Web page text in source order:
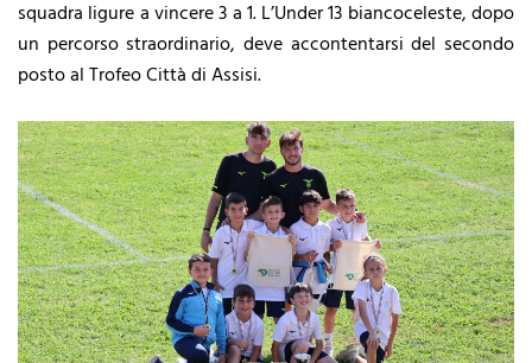
squadra ligure a vincere 3 a 1. L’Under 13 biancoceleste, dopo
un percorso straordinario, deve accontentarsi del secondo
posto al Trofeo Città di Assisi.